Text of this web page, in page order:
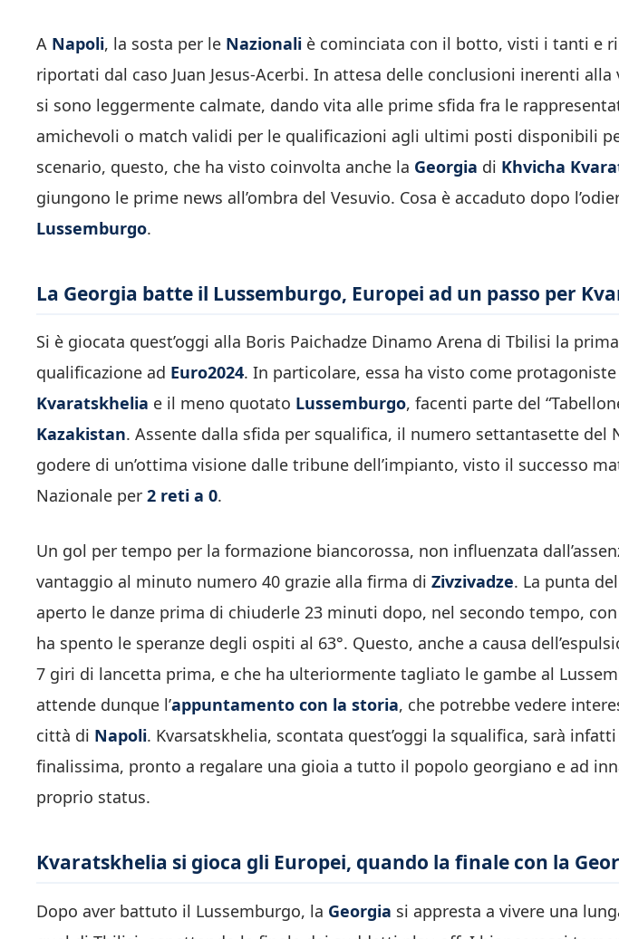
A Napoli, la sosta per le Nazionali è cominciata con il botto, visti i tanti e
riportati dal caso Juan Jesus-Acerbi. In attesa delle conclusioni inerenti alla
si sono leggermente calmate, dando vita alle prime sfida fra le
amichevoli o match validi per le qualificazioni agli ultimi posti disponibili
scenario, questo, che ha visto coinvolta anche la Georgia di Khvicha
giungono le prime news all’ombra del Vesuvio. Cosa è accaduto dopo
Lussemburgo.
La Georgia batte il Lussemburgo, Europei ad un passo per
Si è giocata quest’oggi alla Boris Paichadze Dinamo Arena di Tbilisi la
qualificazione ad Euro2024. In particolare, essa ha visto come protagoniste
Kvaratskhelia e il meno quotato Lussemburgo, facenti parte del
Kazakistan. Assente dalla sfida per squalifica, il numero settantasette del
godere di un’ottima visione dalle tribune dell’impianto, visto il successo
Nazionale per 2 reti a 0.
Un gol per tempo per la formazione biancorossa, non influenzata
vantaggio al minuto numero 40 grazie alla firma di Zivzivadze. La punta
aperto le danze prima di chiuderle 23 minuti dopo, nel secondo tempo,
ha spento le speranze degli ospiti al 63°. Questo, anche a causa
7 giri di lancetta prima, e che ha ulteriormente tagliato le gambe al
attende dunque l’appuntamento con la storia, che potrebbe vedere
città di Napoli. Kvarsatskhelia, scontata quest’oggi la squalifica, sarà
finalissima, pronto a regalare una gioia a tutto il popolo georgiano e ad
proprio status.
Kvaratskhelia si gioca gli Europei, quando la finale con la
Dopo aver battuto il Lussemburgo, la Georgia si appresta a vivere una